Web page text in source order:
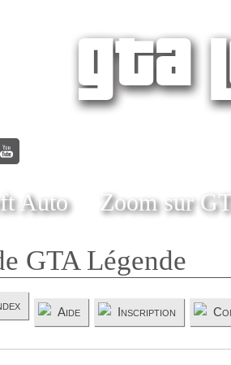
Auto Zoom sur
GTA Légende
Aide Inscription